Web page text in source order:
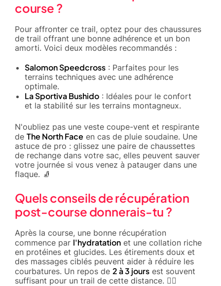
course ?
Pour affronter ce trail, optez pour des chaussures
de trail offrant une bonne adhérence et un bon
amorti. Voici deux modèles recommandés :
Salomon Speedcross : Parfaites pour les
terrains techniques avec une adhérence
optimale.
La Sportiva Bushido : Idéales pour le confort
et la stabilité sur les terrains montagneux.
N'oubliez pas une veste coupe-vent et respirante
de The North Face en cas de pluie soudaine. Une
astuce de pro : glissez une paire de chaussettes
de rechange dans votre sac, elles peuvent sauver
votre journée si vous venez à patauger dans une
flaque. 🧦
Quels conseils de récupération
post-course donnerais-tu ?
Après la course, une bonne récupération
commence par l'hydratation et une collation riche
en protéines et glucides. Les étirements doux et
des massages ciblés peuvent aider à réduire les
courbatures. Un repos de 2 à 3 jours est souvent
suffisant pour un trail de cette distance. 🧘‍♂️